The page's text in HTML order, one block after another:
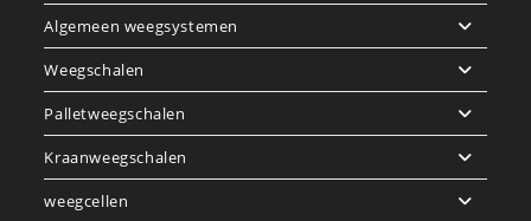
Algemeen weegsystemen
Weegschalen
Palletweegschalen
Kraanweegschalen
weegcellen